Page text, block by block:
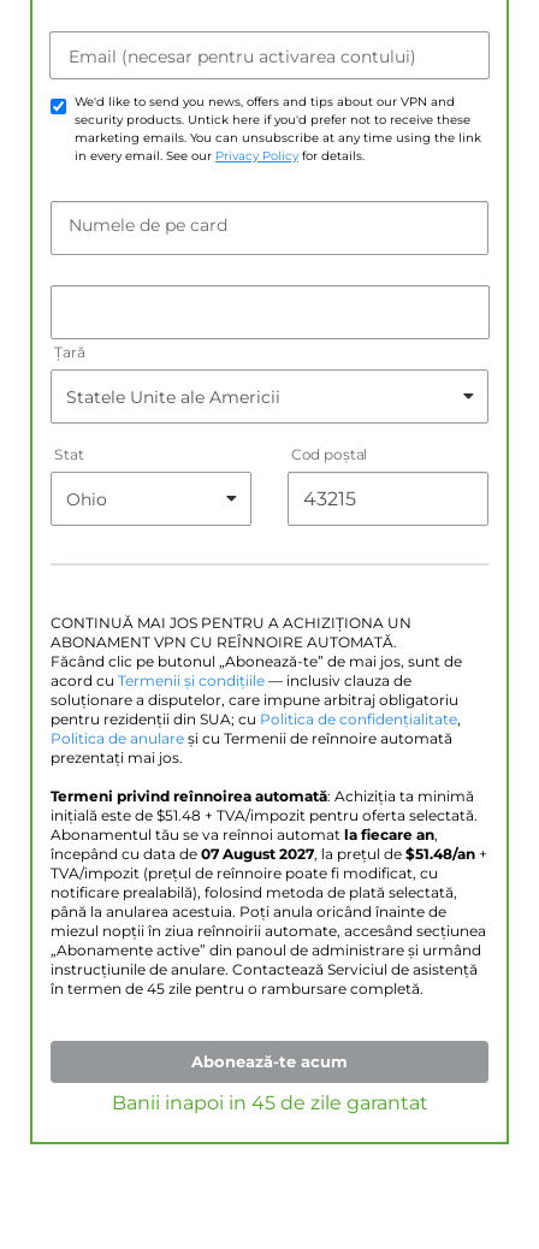
Email (necesar pentru activarea contului)
We'd like to send you news, offers and tips about our VPN and
security products. Untick here if you'd prefer not to receive these
marketing emails. You can unsubscribe at any time using the link
in every email. See our Privacy Policy for details.
Numele de pe card
Țară
Stat Cod poştal
CONTINUĂ MAI JOS PENTRU A ACHIZIȚIONA UN
ABONAMENT VPN CU REÎNNOIRE AUTOMATĂ.
Făcând clic pe butonul „Abonează-te” de mai jos, sunt de
acord cu Termenii și condițiile — inclusiv clauza de
soluționare a disputelor, care impune arbitraj obligatoriu
pentru rezidenții din SUA; cu Politica de confidențialitate,
Politica de anulare și cu Termenii de reînnoire automată
prezentați mai jos.
Termeni privind reînnoirea automată: Achiziția ta minimă
inițială este de $51.48 + TVA/impozit pentru oferta selectată.
Abonamentul tău se va reînnoi automat la fiecare an,
începând cu data de 07 August 2027, la prețul de $51.48/an +
TVA/impozit (prețul de reînnoire poate fi modificat, cu
notificare prealabilă), folosind metoda de plată selectată,
până la anularea acestuia. Poți anula oricând înainte de
miezul nopții în ziua reînnoirii automate, accesând secțiunea
„Abonamente active” din panoul de administrare și urmând
instrucțiunile de anulare. Contactează Serviciul de asistență
în termen de 45 zile pentru o rambursare completă.
Abonează-te acum
Banii inapoi in 45 de zile garantat